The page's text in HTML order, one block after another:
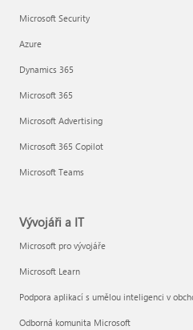
Microsoft Security
Azure
Dynamics 365
Microsoft 365
Microsoft Advertising
Microsoft 365 Copilot
Microsoft Teams
Vývojáři a IT
Microsoft pro vývojáře
Microsoft Learn
Podpora aplikací s umělou inteligenci v
Odborná komunita Microsoft